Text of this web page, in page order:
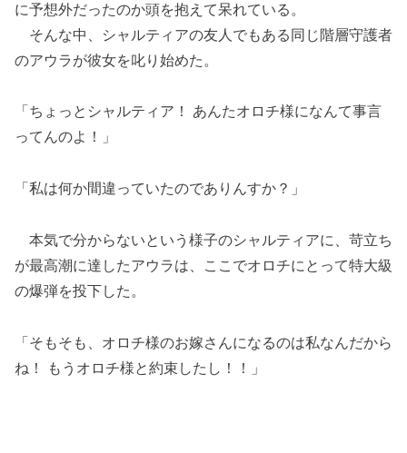
に予想外だったのか頭を抱えて呆れている。
そんな中、シャルティアの友人でもある同じ階層守護者
のアウラが彼女を叱り始めた。
「ちょっとシャルティア！ あんたオロチ様になんて事言
ってんのよ！」
「私は何か間違っていたのでありんすか？」
本気で分からないという様子のシャルティアに、苛立ち
が最高潮に達したアウラは、ここでオロチにとって特大級
の爆弾を投下した。
「そもそも、オロチ様のお嫁さんになるのは私なんだから
ね！ もうオロチ様と約束したし！！」